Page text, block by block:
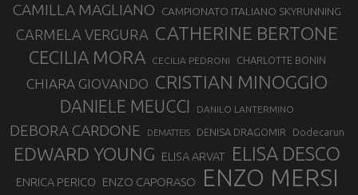
CAMILLA MAGLIANO CAMPIONATO ITALIANO SKYRUNNING
CARMELA VERGURA CATHERINE BERTONE
CECILIA MORA CECILIA PEDRONI CHARLOTTE BONIN
CHIARA GIOVANDO CRISTIAN MINOGGIO
DANIELE MEUCCI DANILO LANTERMINO
DEBORA CARDONE DEMATTEIS DENISA DRAGOMIR Dodecarun
EDWARD YOUNG ELISA ARVAT ELISA DESCO
ENRICA PERICO ENZO CAPORASO ENZO MERSI